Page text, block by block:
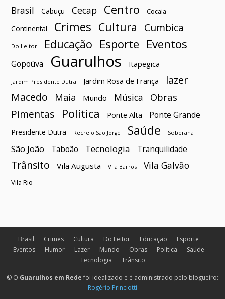
Brasil Cabuçu Cecap Centro Cocaia
Continental Crimes Cultura Cumbica
Do Leitor Educação Esporte Eventos
Gopoúva Guarulhos Itapegica
Jardim Presidente Dutra Jardim Rosa de França
lazer
Macedo
Maia Mundo Música Obras
Pimentas Política Ponte Alta Ponte Grande
Presidente Dutra Recreio São Jorge Saúde Soberana
São João Taboão Tecnologia Tranquilidade
Trânsito Vila Augusta Vila Barros Vila Galvão
Vila Rio
Brasil Crimes Cultura Do Leitor Educação
Esporte
Eventos
Humor Lazer Mundo Obras Política
Saúde
Tecnologia
Trânsito
© O Guarulhos em Rede foi idealizado e é administrado pelo blogueiro:
Rogério Princiotti